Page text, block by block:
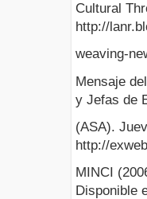
Cultural
http://
weaving-
Mensaje
y Jefas de
(ASA).
http://
MINCI
Disponible